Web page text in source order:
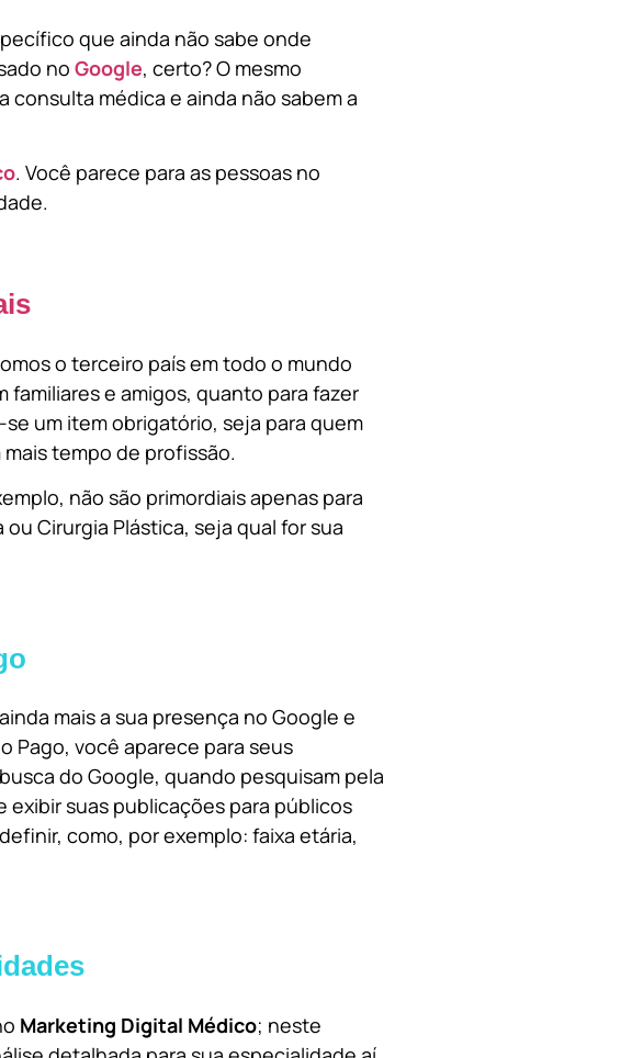
que ainda não sabe onde
no Google, certo? O mesmo
médica e ainda não sabem a
. Você parece para as pessoas no
o terceiro país em todo o mundo
e amigos, quanto para fazer
um item obrigatório, seja para quem
tempo de profissão.
não são primordiais apenas para
Cirurgia Plástica, seja qual for sua
mais a sua presença no Google e
Pago, você aparece para seus
do Google, quando pesquisam pela
exibir suas publicações para públicos
como, por exemplo: faixa etária,
Marketing Digital Médico; neste